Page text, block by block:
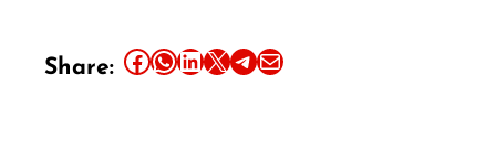
Share: Share this article on Facebook Share this article on WhatsApp Share this article on LinkedIn Share this article on X Share this article on TelegramEmail this Article